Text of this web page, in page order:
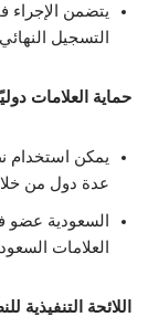
يتضمن الإجراء
التسجيل
حماية العلامات
يمكن استخدام
عدة دول من
العلامات
اللائحة التنفيذية